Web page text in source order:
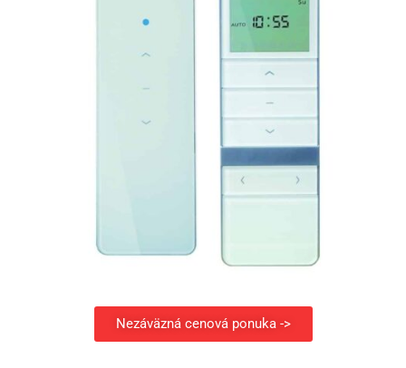
Nezáväzná cenová ponuka ->